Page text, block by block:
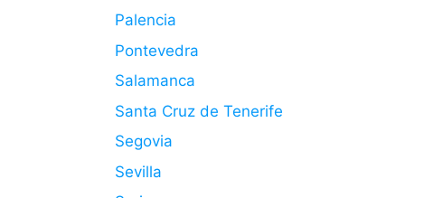
Palencia
Pontevedra
Salamanca
Santa Cruz de Tenerife
Segovia
Sevilla